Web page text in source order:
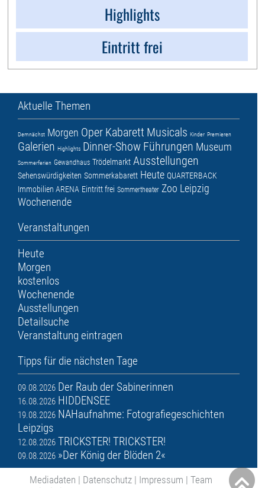
Highlights
Eintritt frei
Aktuelle Themen
Demnächst Morgen Oper Kabarett Musicals Kinder Premieren
Galerien Highlights Dinner-Show Führungen Museum
Sommerferien Gewandhaus Trödelmarkt Ausstellungen
Sehenswürdigkeiten Sommerkabarett Heute QUARTERBACK
Immobilien ARENA Eintritt frei Sommertheater Zoo Leipzig
Wochenende
Veranstaltungen
Heute
Morgen
kostenlos
Wochenende
Ausstellungen
Detailsuche
Veranstaltung eintragen
Tipps für die nächsten Tage
09.08.2026 Der Raub der Sabinerinnen
16.08.2026 HIDDENSEE
19.08.2026 NAHaufnahme: Fotografiegeschichten
Leipzigs
12.08.2026 TRICKSTER! TRICKSTER!
09.08.2026 »Der König der Blöden 2«
Mediadaten | Datenschutz | Impressum | Team